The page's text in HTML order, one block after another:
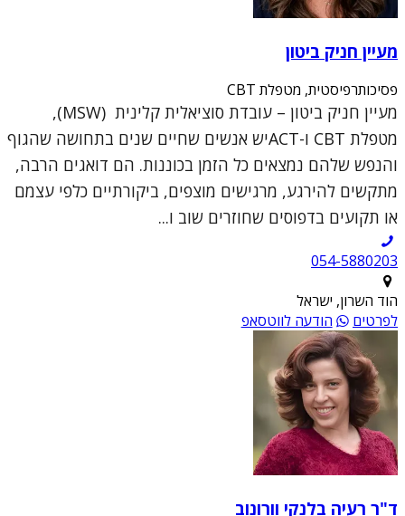
מעיין חניק ביטון
פסיכותרפיסטית, מטפלת CBT
מעיין חניק ביטון – עובדת סוציאלית קלינית (MSW),
מטפלת CBT ו-ACTיש אנשים שחיים שנים בתחושה שהגוף
והנפש שלהם נמצאים כל הזמן בכוננות. הם דואגים הרבה,
מתקשים להירגע, מרגישים מוצפים, ביקורתיים כלפי עצמם
או תקועים בדפוסים שחוזרים שוב ו...
054-5880203
הוד השרון, ישראל
לפרטים
הודעה לווטסאפ
ד"ר רעיה בלנקי וורונוב